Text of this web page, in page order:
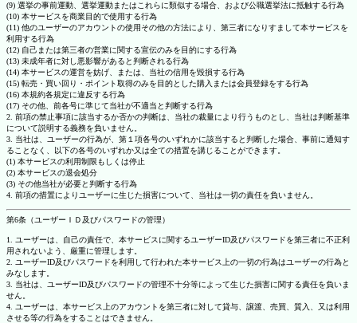
(9) 選挙の事前運動、選挙運動またはこれらに類似する場合、および公職選挙法に抵触する行為
(10) 本サービスを商業目的で使用する行為
(11) 他のユーザーのアカウントの使用その他の方法により、第三者になりすまして本サービスを
利用する行為
(12) 自己または第三者の営業に関する宣伝のみを目的にする行為
(13) 未成年者に対し悪影響があると判断される行為
(14) 本サービスの運営を妨げ、または、当社の信用を毀損する行為
(15) 転売・買い回り・ポイント取得のみを目的とした購入または会員登録をする行為
(16) 本規約各規定に違反する行為
(17) その他、前各号に準じて当社が不適当と判断する行為
2. 前項の禁止事項に該当するか否かの判断は、当社の裁量により行うものとし、当社は判断基準
について説明する義務を負いません。
3. 当社は、ユーザーの行為が、第１項各号のいずれかに該当すると判断した場合、事前に通知す
ることなく、以下の各号のいずれか又は全ての措置を講じることができます。
(1) 本サービスの利用制限もしくは停止
(2) 本サービスの退会処分
(3) その他当社が必要と判断する行為
4. 前項の措置によりユーザーに生じた損害について、当社は一切の責任を負いません。
第6条（ユーザーＩＤ及びパスワードの管理）
1. ユーザーは、自己の責任で、本サービスに関するユーザーID及びパスワードを第三者に不正利
用されないよう、厳重に管理します。
2. ユーザーID及びパスワードを利用して行われた本サービス上の一切の行為はユーザーの行為と
みなします。
3. 当社は、ユーザーID及びパスワードの管理不十分等によって生じた損害に関する責任を負いま
せん。
4. ユーザーは、本サービス上のアカウントを第三者に対して貸与、譲渡、売買、質入、又は利用
させる等の行為をすることはできません。